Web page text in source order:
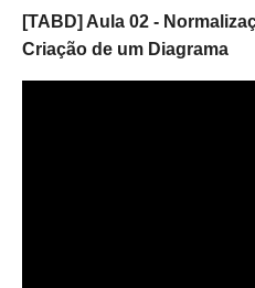
[TABD] Aula 02 -
Criação de um Diagrama